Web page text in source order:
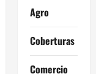
Agro
Coberturas
Comercio